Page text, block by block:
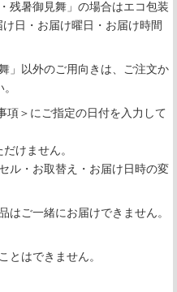
残暑御見舞」の場合はエコ包装
日・お届け曜日・お届け時間
」以外のご用向きは、ご注文か
項＞にご指定の日付を入力して
けません。
ル・お取替え・お届け日時の変
はご一緒にお届けできません。
とはできません。